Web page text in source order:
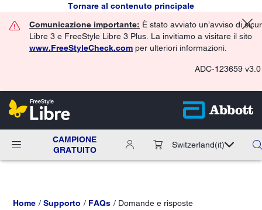
Tornare al contenuto principale
Comunicazione importante: È stato avviato un’avviso di
Libre 3 e FreeStyle Libre 3 Plus. La invitiamo a visitare il sito
www.FreeStyleCheck.com per ulteriori informazioni.
ADC-123659 v3.0
CAMPIONE
GRATUITO
Switzerland(it)
Home Supporto FAQs Domande e risposte